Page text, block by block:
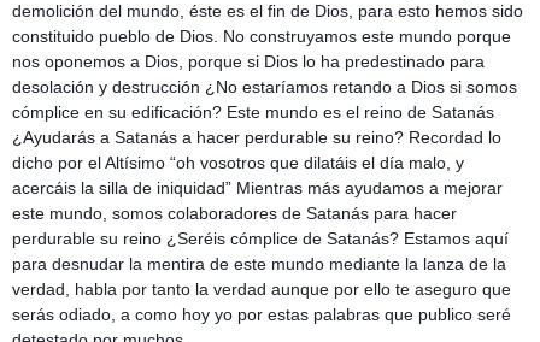
demolición del mundo, éste es el fin de Dios, para esto hemos sido
constituido pueblo de Dios. No construyamos este mundo porque
nos oponemos a Dios, porque si Dios lo ha predestinado para
desolación y destrucción ¿No estaríamos retando a Dios si somos
cómplice en su edificación? Este mundo es el reino de Satanás
¿Ayudarás a Satanás a hacer perdurable su reino? Recordad lo
dicho por el Altísimo “oh vosotros que dilatáis el día malo, y
acercáis la silla de iniquidad” Mientras más ayudamos a mejorar
este mundo, somos colaboradores de Satanás para hacer
perdurable su reino ¿Seréis cómplice de Satanás? Estamos aquí
para desnudar la mentira de este mundo mediante la lanza de la
verdad, habla por tanto la verdad aunque por ello te aseguro que
serás odiado, a como hoy yo por estas palabras que publico seré